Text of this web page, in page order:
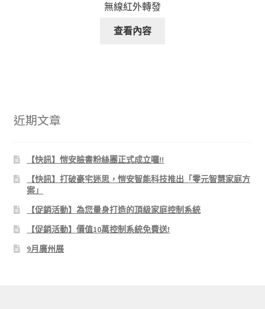
無線紅外轉發
查看內容
近期文章
【快訊】愷安臉書粉絲團正式成立囉!!
【快訊】打破豪宅迷思，愷安智能科技推出「零元智慧家庭方
案」
【促銷活動】為您量身打造的頂級家庭控制系統
【促銷活動】價值10萬控制系統免費送!
9月廣州展